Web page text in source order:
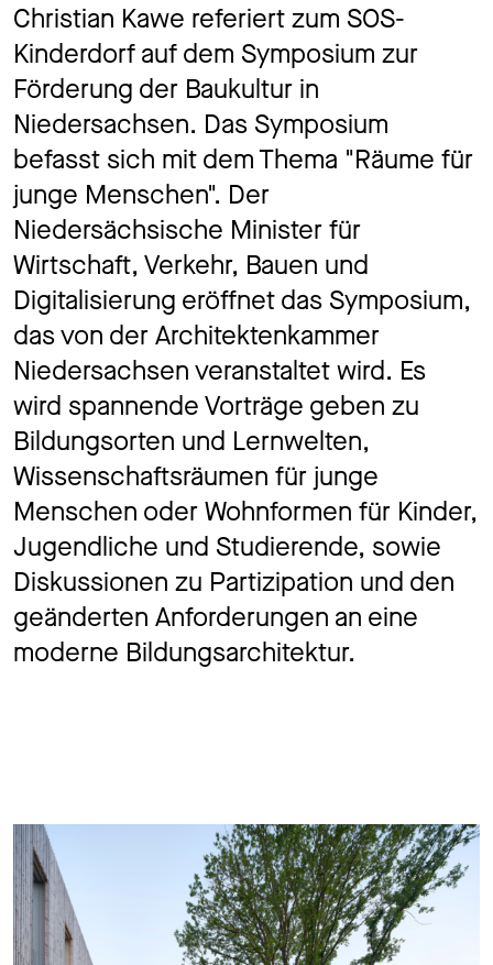
Datenschutz Impressum
Christian Kawe referiert zum SOS-
Kinderdorf auf dem Symposium zur
Förderung der Baukultur in
Niedersachsen. Das Symposium
befasst sich mit dem Thema "Räume für
junge Menschen". Der
Niedersächsische Minister für
Wirtschaft, Verkehr, Bauen und
Digitalisierung eröffnet das Symposium,
das von der Architektenkammer
Niedersachsen veranstaltet wird. Es
wird spannende Vorträge geben zu
Bildungsorten und Lernwelten,
Wissenschaftsräumen für junge
Menschen oder Wohnformen für Kinder,
Jugendliche und Studierende, sowie
Diskussionen zu Partizipation und den
geänderten Anforderungen an eine
moderne Bildungsarchitektur.